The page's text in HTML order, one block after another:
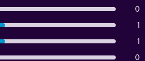
0
1
1
0